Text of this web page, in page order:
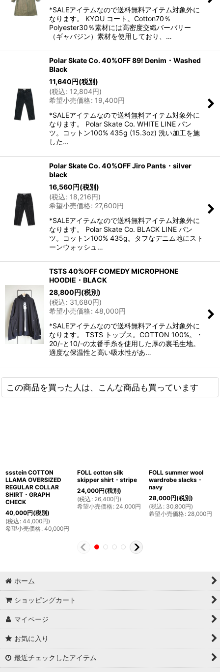
*SALEアイテムなので送料無料アイテム対象外に
なります。 KYOU コート。Cotton70％
Polyester30％素材には高密度交織バーバリー
（ギャバジン）素材を使用しており、…
Polar Skate Co. 40%OFF 89! Denim・Washed
Black
11,640円(税別)
(税込: 12,804円)
希望小売価格: 19,400円
*SALEアイテムなので送料無料アイテム対象外に
なります。 Polar Skate Co. WHITE LINE パン
ツ。コットン100% 435g (15.3oz) 洗い加工を施
した…
Polar Skate Co. 40%OFF Jiro Pants・silver
black
16,560円(税別)
(税込: 18,216円)
希望小売価格: 27,600円
*SALEアイテムなので送料無料アイテム対象外に
なります。 Polar Skate Co. BLACK LINE パン
ツ。コットン100% 435g。タフなデニム地にスト
ーンウォッシュ…
TSTS 40%OFF COMEDY MICROPHONE
HOODIE・BLACK
28,800円(税別)
(税込: 31,680円)
希望小売価格: 48,000円
*SALEアイテムなので送料無料アイテム対象外に
なります。 TSTS トップス。COTTON 100%。・
20/-と10/-の太番手糸を使用した厚の裏毛生地。
適度な保温性と高い吸水性があ…
この商品を買った人は、こんな商品も買っています
ssstein COTTON
LLAMA OVERSIZED
REGULAR COLLAR
SHIRT・GRAPH
CHECK
40,000円(税別)
(税込 : 44,000円)
希望小売価格: 40,000円
FOLL cotton silk
skipper shirt・stripe
24,000円(税別)
(税込 : 26,400円)
希望小売価格: 24,000円
FOLL summer wool
wardrobe slacks・
navy
28,000円(税別)
(税込 : 30,800円)
希望小売価格: 28,000円
ホーム
ショッピングカート
マイページ
お気に入り
最近チェックしたアイテム